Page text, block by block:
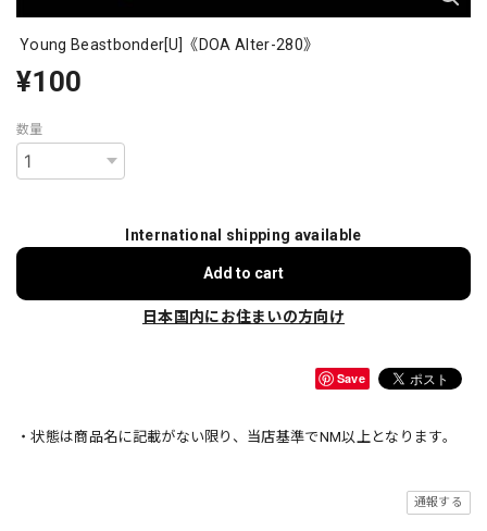
Young Beastbonder[U]《DOA Alter-280》
¥100
数量
International shipping available
Add to cart
日本国内にお住まいの方向け
Save
・状態は商品名に記載がない限り、当店基準でNM以上となります。
通報する